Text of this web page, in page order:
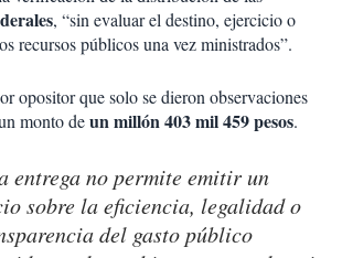
, “sin evaluar el destino, ejercicio o
recursos públicos una vez ministrados”.
opositor que solo se dieron observaciones
monto deun millón 403 mil 459 pesos.
entrega no permite emitir un
sobre la eficiencia, legalidad o
del gasto público